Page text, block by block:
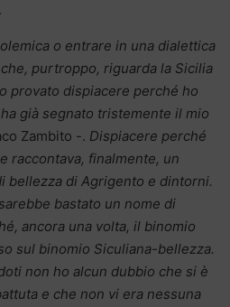
o entrare in una dialettica
purtroppo, riguarda la Sicilia
provato dispiacere perché ho
già segnato tristemente il mio
Zambito -. Dispiacere perché
raccontava, finalmente, un
bellezza di Agrigento e dintorni.
bastato un nome di
ancora una volta, il binomio
sul binomio Siculiana-bellezza.
non ho alcun dubbio che si è
e che non vi era nessuna